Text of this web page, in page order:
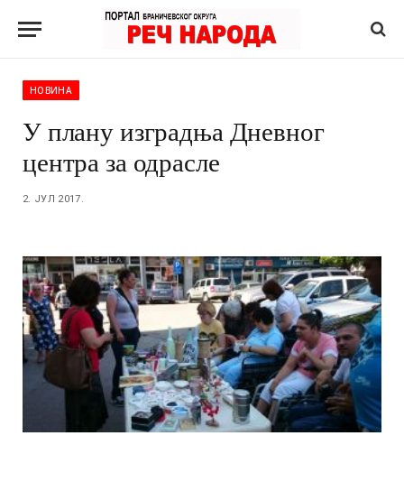
НОВИНА
У плану изградња Дневног
центра за одрасле
2. ЈУЛ 2017.